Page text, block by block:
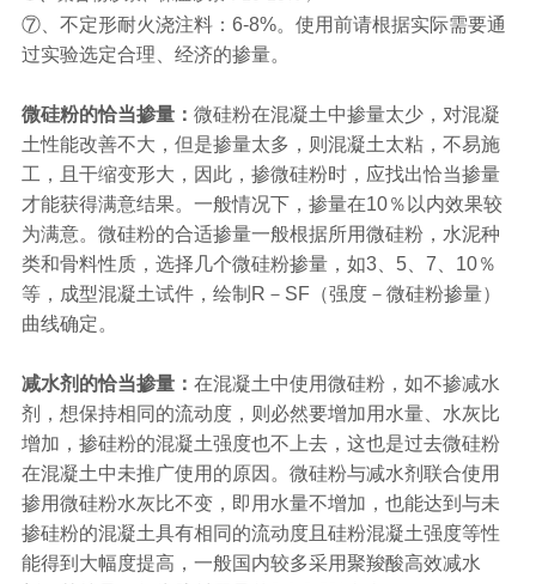
⑦、不定形耐火浇注料：6-8%。使用前请根据实际需要通
过实验选定合理、经济的掺量。
微硅粉的恰当掺量： 微硅粉在混凝土中掺量太少，对混凝
土性能改善不大，但是掺量太多，则混凝土太粘，不易施
工，且干缩变形大，因此，掺微硅粉时，应找出恰当掺量
才能获得满意结果。一般情况下，掺量在10％以内效果较
为满意。微硅粉的合适掺量一般根据所用微硅粉，水泥种
类和骨料性质，选择几个微硅粉掺量，如3、5、7、10％
等，成型混凝土试件，绘制R－SF（强度－微硅粉掺量）
曲线确定。
减水剂的恰当掺量： 在混凝土中使用微硅粉，如不掺减水
剂，想保持相同的流动度，则必然要增加用水量、水灰比
增加，掺硅粉的混凝土强度也不上去，这也是过去微硅粉
在混凝土中未推广使用的原因。微硅粉与减水剂联合使用
掺用微硅粉水灰比不变，即用水量不增加，也能达到与未
掺硅粉的混凝土具有相同的流动度且硅粉混凝土强度等性
能得到大幅度提高，一般国内较多采用聚羧酸高效减水